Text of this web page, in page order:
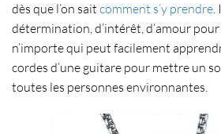
dès que l’on sait comment s’y prendre.
détermination, d’intérêt, d‘amour
n’importe qui peut facilement
cordes d’une guitare pour mettre un
toutes les personnes environnantes.